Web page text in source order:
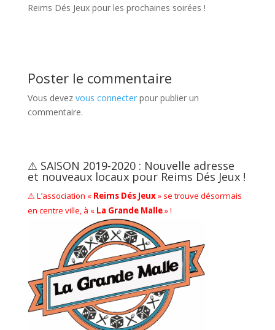
Reims Dés Jeux pour les prochaines soirées !
Poster le commentaire
Vous devez vous connecterpour publier un
commentaire.
⚠ SAISON 2019-2020 : Nouvelle adresse
et nouveaux locaux pour Reims Dés Jeux !
⚠ L’association « Reims Dés Jeux» se trouve désormais
en centre ville, à « La Grande Malle» !